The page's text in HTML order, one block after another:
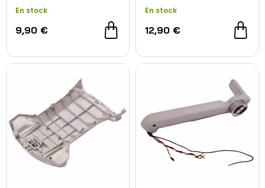
En stock
9,90 €
En stock
12,90 €